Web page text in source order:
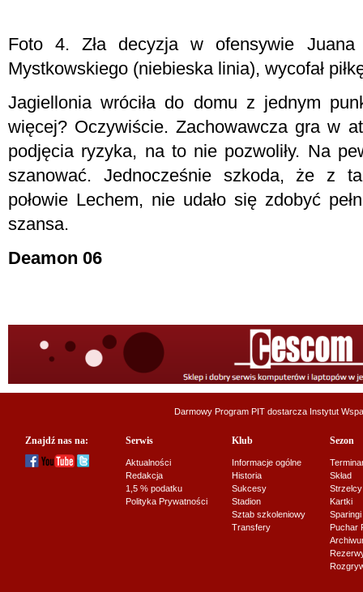
Foto 4. Zła decyzja w ofensywie
Mystkowskiego (niebieska linia), wycofał
Jagiellonia wróciła do domu z jednym
więcej? Oczywiście. Zachowawcza gra w
podjęcia ryzyka, na to nie pozwoliły. Na
szanować. Jednocześnie szkoda, że z
połowie Lechem, nie udało się zdobyć
szansa.
Deamon 06
Darmowy Program PIT dostarcza Instytut
Znajdź nas na: Serwis
Aktualności
Redakcja
1,5 % podatku
Polityka Prywatności
Klub
Informacje ogólne
Historia
Sukcesy
Stadion
Sztab szkoleniowy
Transfery
Sezon
Skład
Strzelcy
Kartki
Sparingi
Puchar